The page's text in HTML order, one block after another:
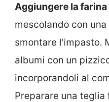
Aggiungere la
mescolando con
smontare l’impasto.
albumi con un
incorporandoli al
Preparare una